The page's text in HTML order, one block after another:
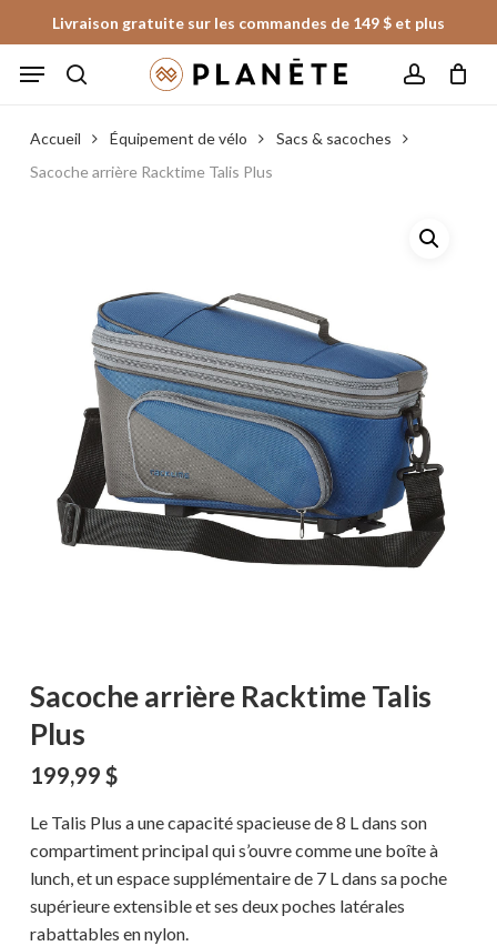
to
main
Livraison gratuite sur les commandes de 149 $ et plus
Menu
Fermer
le
panier
Accueil Équipement de vélo
Sacs & sacoches
Sacoche arrière Racktime Talis Plus
Sacoche arrière Racktime Talis
Plus
199,99 $
Le Talis Plus a une capacité spacieuse de 8 L dans son
compartiment principal qui s’ouvre comme une boîte à
lunch, et un espace supplémentaire de 7 L dans sa poche
supérieure extensible et ses deux poches latérales
rabattables en nylon.